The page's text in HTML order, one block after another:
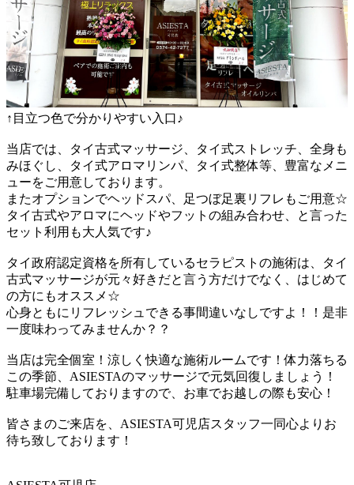
↑目立つ色で分かりやすい入口♪
当店では、タイ古式マッサージ、タイ式ストレッチ、全身も
みほぐし、タイ式アロマリンパ、タイ式整体等、豊富なメニ
ューをご用意しております。
またオプションでヘッドスパ、足つぼ足裏リフレもご用意☆
タイ古式やアロマにヘッドやフットの組み合わせ、と言った
セット利用も大人気です♪
タイ政府認定資格を所有しているセラピストの施術は、タイ
古式マッサージが元々好きだと言う方だけでなく、はじめて
の方にもオススメ☆
心身ともにリフレッシュできる事間違いなしですよ！！是非
一度味わってみませんか？？
当店は完全個室！涼しく快適な施術ルームです！体力落ちる
この季節、ASIESTAのマッサージで元気回復しましょう！
駐車場完備しておりますので、お車でお越しの際も安心！
皆さまのご来店を、ASIESTA可児店スタッフ一同心よりお
待ち致しております！